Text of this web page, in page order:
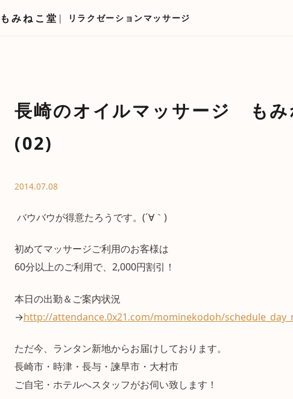
もみねこ堂 リラクゼーションマッサージ
長崎のオイルマッサージ もみ
(02)
2014.07.08
バウバウが得意たろうです。(´∀｀)
初めてマッサージご利用のお客様は
60分以上のご利用で、2,000円割引！
本日の出勤＆ご案内状況
→http://attendance.0x21.com/mominekodoh/
ただ今、ランタン新地からお届けしております。
長崎市・時津・長与・諫早市・大村市
ご自宅・ホテルへスタッフがお伺い致します！